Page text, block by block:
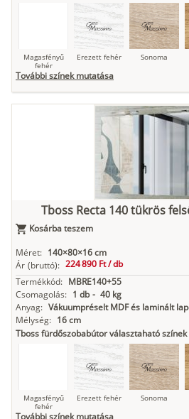
Magasfényű
fehér
Erezett fehér Sonoma
Grafit fa
Kőszürke Nádzöld
Antracit Matt fekete
További színek mutatása
Tboss Recta 140 tükrös
Kosárba teszem
Méret: 140×80×16 cm
Ár (bruttó): 224 890 Ft /db
Termékkód: MBRE140+55
Csomagolás: 1 db - 40 kg
Anyag: Vákuumpréselt MDF és laminált
Mélység: 16 cm
Tboss fürdőszobabútor választaható színek
Magasfényű
fehér
Erezett fehér Sonoma